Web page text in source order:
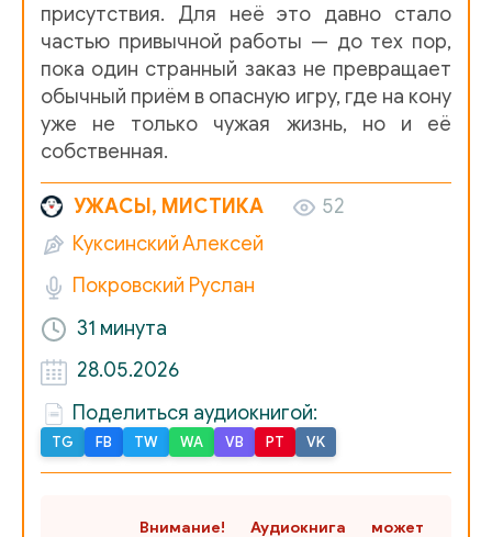
присутствия. Для неё это давно стало
частью привычной работы — до тех пор,
пока один странный заказ не превращает
обычный приём в опасную игру, где на кону
уже не только чужая жизнь, но и её
собственная.
УЖАСЫ, МИСТИКА
52
Куксинский Алексей
Покровский Руслан
31 минута
28.05.2026
Поделиться аудиокнигой:
TG FB TW WA VB PT VK
Внимание! Аудиокнига может